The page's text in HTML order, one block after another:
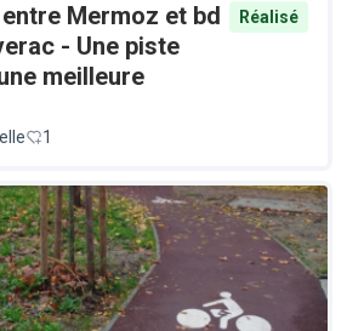
Mermoz et bd
- Une piste
meilleure
Réalisé
1